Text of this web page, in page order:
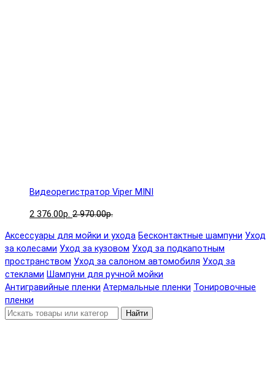
Видеорегистратор Viper MINI
2 376.00р. 2 970.00р.
Аксессуары для мойки и ухода Бесконтактные шампуни Уход
за колесами Уход за кузовом Уход за подкапотным
пространством Уход за салоном автомобиля Уход за
стеклами Шампуни для ручной мойки
Антигравийные пленки Атермальные пленки Тонировочные
пленки
Найти